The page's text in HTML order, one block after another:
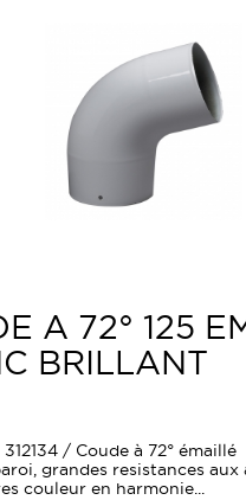
A 72° 125
BRILLANT
312134 / Coude à 72°
grandes resistances aux
couleur en harmonie...